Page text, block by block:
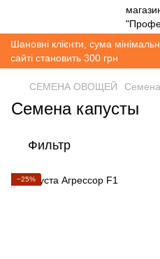
Шановні клієнти, сума
сайті становить 300 грн
СЕМЕНА ОВОЩЕЙ
Семена капусты
Фильтр
−25%